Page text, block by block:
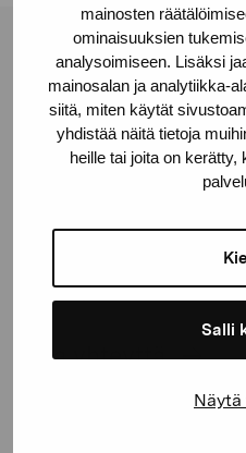
mainosten
ominaisuuksien
analysoimiseen. Lisäksi
mainosalan ja analytiikka-
siitä, miten käytät
yhdistää näitä tietoja
heille tai joita on
Salli
Pro Artibus -
Kustaa Vaasan katu 11
10600 Tammisaari
proartibus@proartibus.fi
Ota yhteyttä